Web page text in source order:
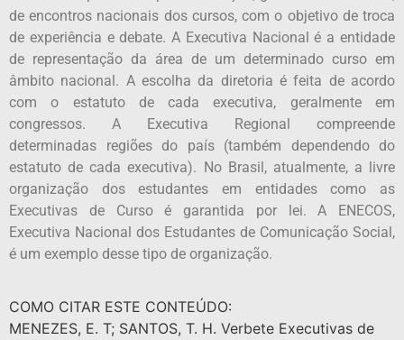
de encontros nacionais dos cursos, com o objetivo de troca
de experiência e debate. A Executiva Nacional é a entidade
de representação da área de um determinado curso em
âmbito nacional. A escolha da diretoria é feita de acordo
com o estatuto de cada executiva, geralmente em
congressos. A Executiva Regional compreende
determinadas regiões do país (também dependendo do
estatuto de cada executiva). No Brasil, atualmente, a livre
organização dos estudantes em entidades como as
Executivas de Curso é garantida por lei. A ENECOS,
Executiva Nacional dos Estudantes de Comunicação Social,
é um exemplo desse tipo de organização.
COMO CITAR ESTE CONTEÚDO:
MENEZES, E. T; SANTOS, T. H. Verbete Executivas de